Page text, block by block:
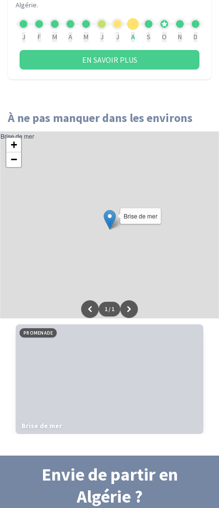
Algérie.
J F M A M J J A S O N D
EN SAVOIR PLUS
À ne pas manquer dans les environs
Brise de mer
+
−
Leaflet|données ©OpenStreetMap/ODbL - renduOSM France
Brise de mer
1 / 1
PROMENADE
Brise de mer
Envie de partiren
Algérie ?